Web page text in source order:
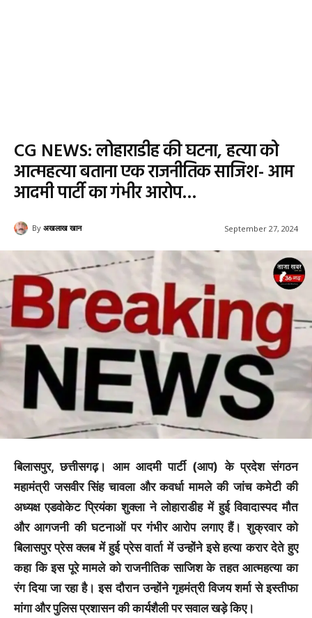
CG NEWS: लोहाराडीह की घटना, हत्या को
आत्महत्या बताना एक राजनीतिक साजिश- आम
आदमी पार्टी का गंभीर आरोप…
By अखलाख खान September 27, 2024
बिलासपुर, छत्तीसगढ़। आम आदमी पार्टी (आप) के प्रदेश संगठन
महामंत्री जसवीर सिंह चावला और कवर्धा मामले की जांच कमेटी की
अध्यक्ष एडवोकेट प्रियंका शुक्ला ने लोहाराडीह में हुई विवादास्पद मौत
और आगजनी की घटनाओं पर गंभीर आरोप लगाए हैं। शुक्रवार को
बिलासपुर प्रेस क्लब में हुई प्रेस वार्ता में उन्होंने इसे हत्या करार देते हुए
कहा कि इस पूरे मामले को राजनीतिक साजिश के तहत आत्महत्या का
रंग दिया जा रहा है। इस दौरान उन्होंने गृहमंत्री विजय शर्मा से इस्तीफा
मांगा और पुलिस प्रशासन की कार्यशैली पर सवाल खड़े किए।